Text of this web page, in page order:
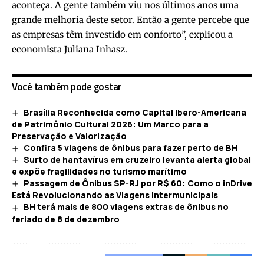
aconteça. A gente também viu nos últimos anos uma
grande melhoria deste setor. Então a gente percebe que
as empresas têm investido em conforto”, explicou a
economista Juliana Inhasz.
Você também pode gostar
Brasília Reconhecida como Capital Ibero-Americana
de Patrimônio Cultural 2026: Um Marco para a
Preservação e Valorização
Confira 5 viagens de ônibus para fazer perto de BH
Surto de hantavírus em cruzeiro levanta alerta global
e expõe fragilidades no turismo marítimo
Passagem de Ônibus SP-RJ por R$ 60: Como o inDrive
Está Revolucionando as Viagens Intermunicipais
BH terá mais de 800 viagens extras de ônibus no
feriado de 8 de dezembro